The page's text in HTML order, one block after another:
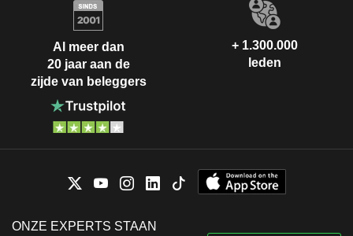
Al meer dan
20 jaar aan de
zijde van beleggers
+ 1.300.000
leden
ONZE EXPERTS STAAN